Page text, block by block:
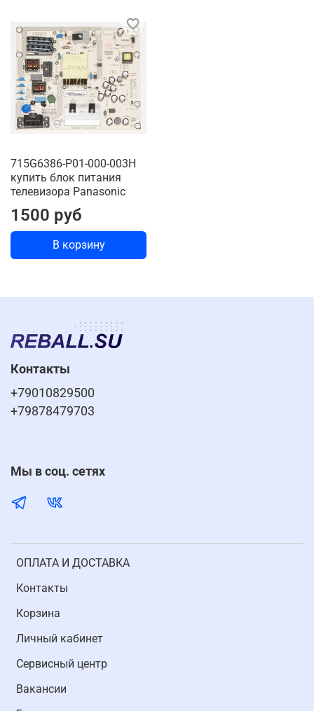
715G6386-P01-000-003H
купить блок питания
телевизора Panasonic
1500 руб
В корзину
ОПЛАТА И ДОСТАВКА
Контакты
Корзина
Личный кабинет
Cервисный центр
Вакансии
Контакты
+79010829500
+79878479703
Мы в соц. сетях